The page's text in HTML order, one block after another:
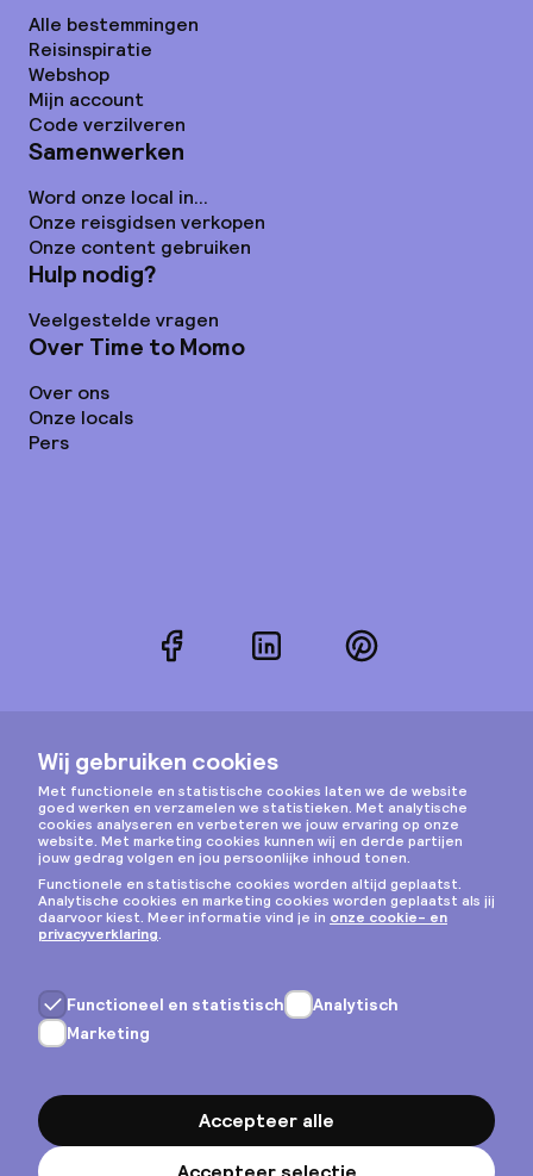
Alle bestemmingen
Reisinspiratie
Webshop
Mijn account
Code verzilveren
Samenwerken
Word onze local in...
Onze reisgidsen verkopen
Onze content gebruiken
Hulp nodig?
Veelgestelde vragen
Over Time to Momo
Over ons
Onze locals
Pers
FacebookLinkedInPinterest
Instagram
Privacy & cookies
Algemene voorwaarden